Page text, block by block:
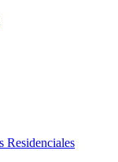
Residenciales